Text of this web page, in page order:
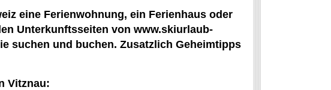
eine Ferienwohnung, ein Ferienhaus oder
Unterkunftsseiten von www.skiurlaub-
suchen und buchen. Zusatzlich Geheimtipps
Vitznau: